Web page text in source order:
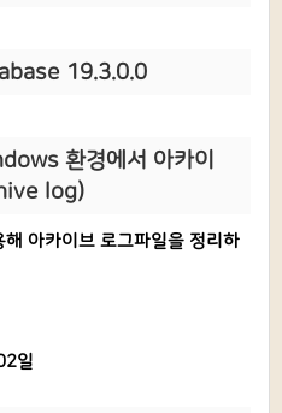
19.3.0.0
환경에서 아카이
log)
아카이브 로그파일을 정리하
일